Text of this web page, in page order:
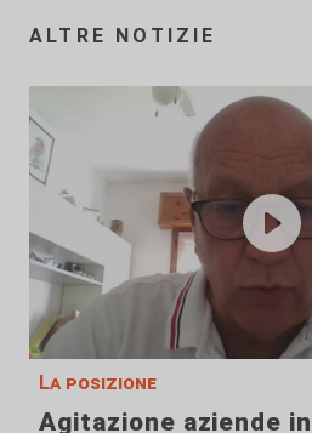
ALTRE NOTIZIE
La posizione
Agitazione aziende